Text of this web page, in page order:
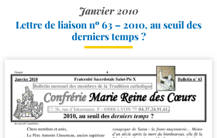
Janvier 2010
Lettre de liaison nº 63 – 2010, au seuil des
derniers temps ?